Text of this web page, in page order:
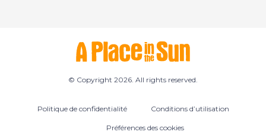
© Copyright 2026. All rights reserved.
Politique de confidentialité Conditions d’utilisation
Préférences des cookies